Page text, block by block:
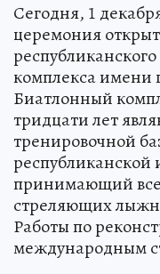
Сегодня, 1
церемония
комплекса имени
Биатлонный
тридцати лет
тренировочной
принимающий
стреляющих
Работы по
международным